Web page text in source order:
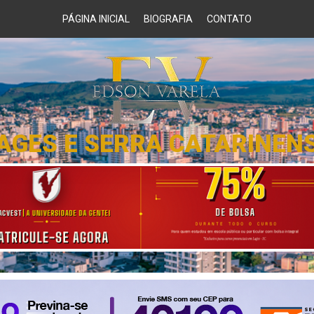
PÁGINA INICIAL BIOGRAFIA CONTATO
E SERRA